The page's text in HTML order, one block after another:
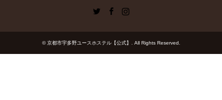
©京都市宇多野ユースホステル【公式】 . All Rights Reserved.